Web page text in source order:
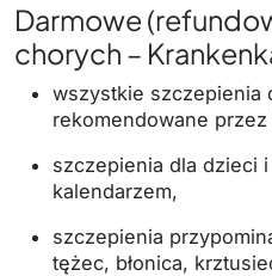
Darmowe
chorych –
wszystkie szczepienia
rekomendowane przez
szczepienia dla dzieci
kalendarzem,
szczepienia
tężec, błonica,